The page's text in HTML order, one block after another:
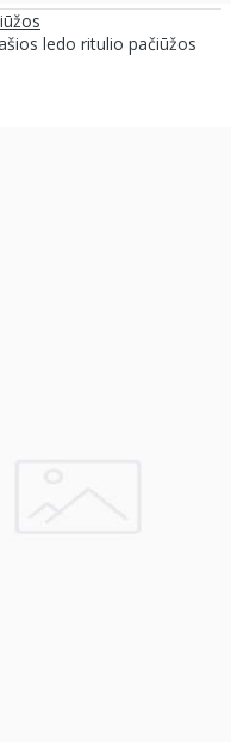
ledo ritulio pačiūžos